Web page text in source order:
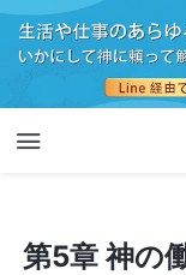
第5章 神の働きの各
第5章 神の